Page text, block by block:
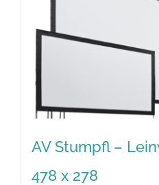
AV Stumpfl –
478 x 278